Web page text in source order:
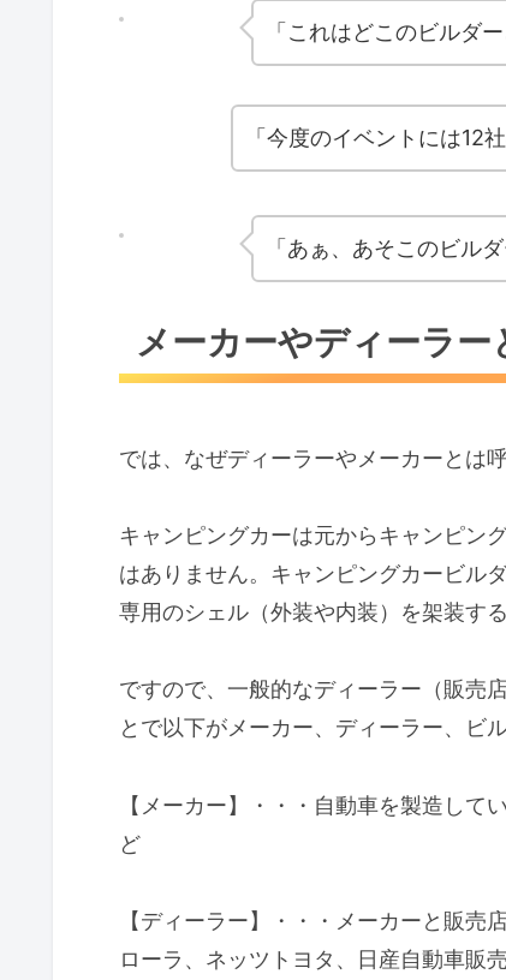
「これはどこのビルダ
「今度のイベントには12
「あぁ、あそこのビル
メーカーやディーラー
では、なぜディーラーやメーカーとは
キャンピングカーは元からキャンピン
はありません。キャンピングカービル
専用のシェル（外装や内装）を架装す
ですので、一般的なディーラー（販売
とで以下がメーカー、ディーラー、ビ
【メーカー】・・・自動車を製造し
ど
【ディーラー】・・・メーカーと販
ローラ、ネッツトヨタ、日産自動車販